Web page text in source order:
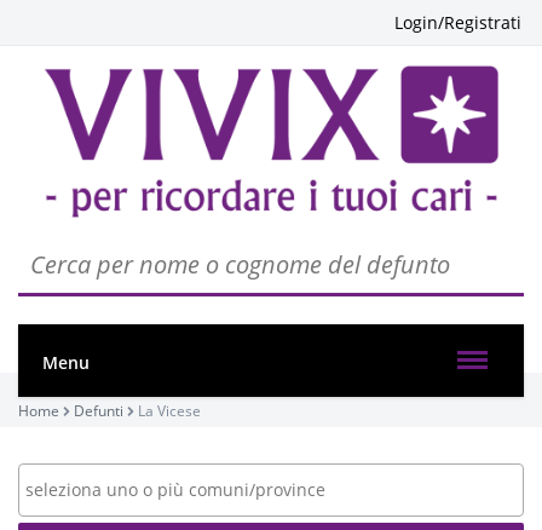
Login/Registrati
Menu
Home Defunti La Vicese